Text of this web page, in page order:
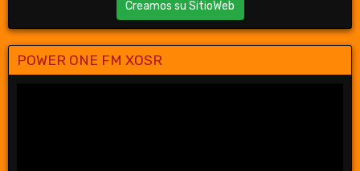
Creamos su SitioWeb
POWER ONE FM XOSR